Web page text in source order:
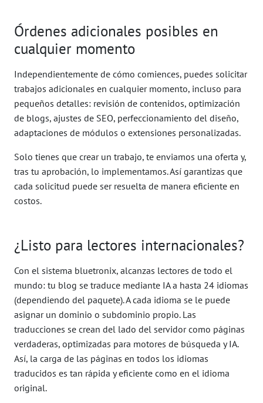
Órdenes adicionales posibles en
cualquier momento
Independientemente de cómo comiences, puedes solicitar
trabajos adicionales en cualquier momento, incluso para
pequeños detalles: revisión de contenidos, optimización
de blogs, ajustes de SEO, perfeccionamiento del diseño,
adaptaciones de módulos o extensiones personalizadas.
Solo tienes que crear un trabajo, te enviamos una oferta y,
tras tu aprobación, lo implementamos. Así garantizas que
cada solicitud puede ser resuelta de manera eficiente en
costos.
¿Listo para lectores internacionales?
Con el sistema bluetronix, alcanzas lectores de todo el
mundo: tu blog se traduce mediante IA a hasta 24 idiomas
(dependiendo del paquete). A cada idioma se le puede
asignar un dominio o subdominio propio. Las
traducciones se crean del lado del servidor como páginas
verdaderas, optimizadas para motores de búsqueda y IA.
Así, la carga de las páginas en todos los idiomas
traducidos es tan rápida y eficiente como en el idioma
original.